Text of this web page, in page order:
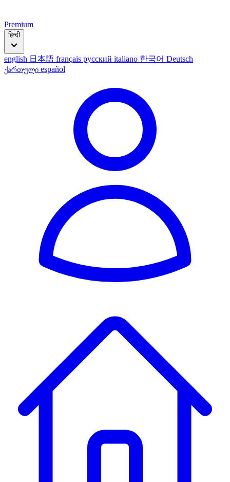
Premium
हिन्दी
english 日本語 français русский italiano 한국어 Deutsch
ქართული español